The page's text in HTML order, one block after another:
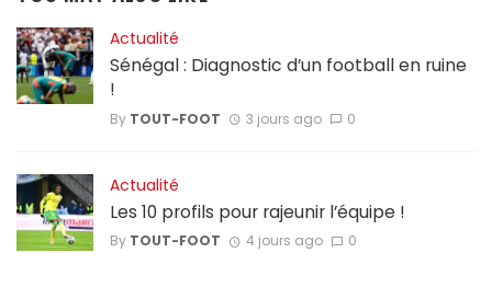
Actualité
Sénégal : Diagnostic d’un football en ruine
!
By TOUT-FOOT 3 jours ago 0
Actualité
Les 10 profils pour rajeunir l’équipe !
By TOUT-FOOT 4 jours ago 0